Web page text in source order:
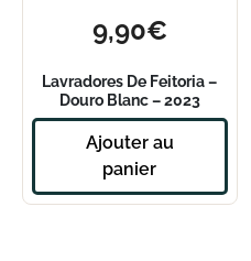
9,90€
Lavradores De Feitoria –
Douro Blanc – 2023
Ajouter au
panier